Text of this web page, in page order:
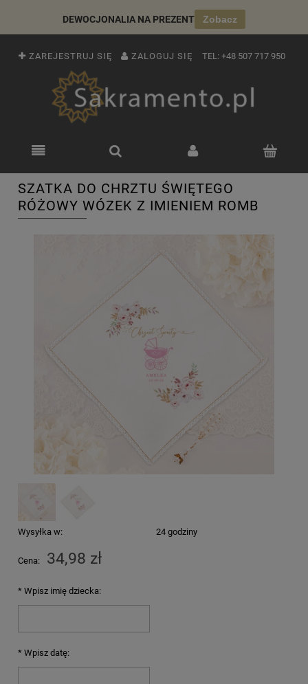
DEWOCJONALIA NA PREZENT Zobacz
ZAREJESTRUJ SIĘ ZALOGUJ SIĘ TEL: +48 507 717 950
SZATKA DO CHRZTU ŚWIĘTEGO
RÓŻOWY WÓZEK Z IMIENIEM ROMB
Wysyłka w: 24 godziny
Cena: 34,98 zł
* Wpisz imię dziecka:
* Wpisz datę: